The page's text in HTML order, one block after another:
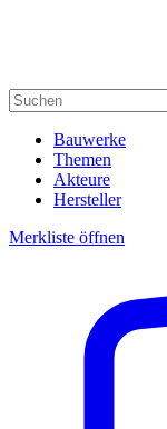
Bauwerke
Themen
Akteure
Hersteller
Merkliste öffnen